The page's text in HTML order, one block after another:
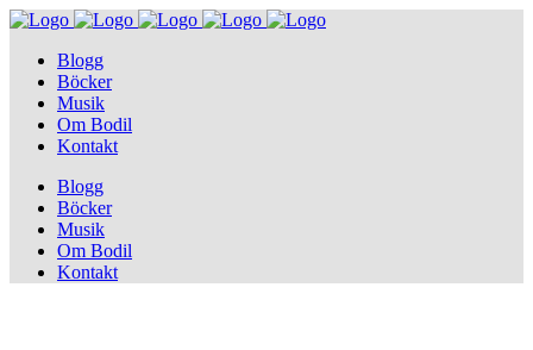
Blogg
Böcker
Musik
Om Bodil
Kontakt
Blogg
Böcker
Musik
Om Bodil
Kontakt